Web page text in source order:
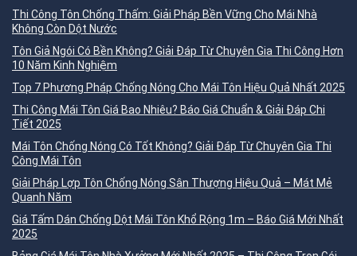
Thi Công Tôn Chống Thấm: Giải Pháp Bền Vững Cho Mái Nhà
Không Còn Dột Nước
Tôn Giả Ngói Có Bền Không? Giải Đáp Từ Chuyên Gia Thi Công Hơn
10 Năm Kinh Nghiệm
Top 7 Phương Pháp Chống Nóng Cho Mái Tôn Hiệu Quả Nhất 2025
Thi Công Mái Tôn Giá Bao Nhiêu? Báo Giá Chuẩn & Giải Đáp Chi
Tiết 2025
Mái Tôn Chống Nóng Có Tốt Không? Giải Đáp Từ Chuyên Gia Thi
Công Mái Tôn
Giải Pháp Lợp Tôn Chống Nóng Sân Thượng Hiệu Quả – Mát Mẻ
Quanh Năm
Giá Tấm Dán Chống Dột Mái Tôn Khổ Rộng 1m – Báo Giá Mới Nhất
2025